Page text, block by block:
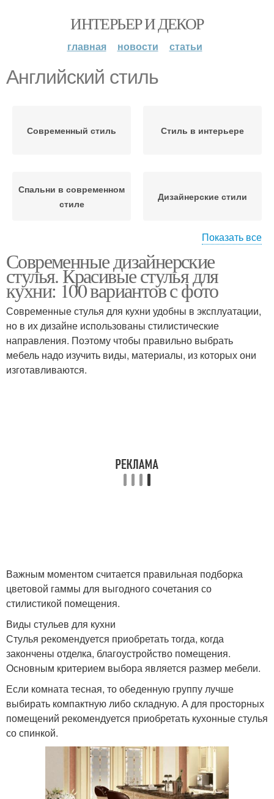
ИНТЕРЬЕР И ДЕКОР
главная новости статьи
Английский стиль
Современный стиль Стиль в интерьере
Спальни в современном
стиле
Дизайнерские стили
Трендовые стили Английский кантри
Деревенские стили Стили в интерьере
Показать все
Современные дизайнерские
стулья. Красивые стулья для
кухни: 100 вариантов с фото
Современные стулья для кухни удобны в эксплуатации,
но в их дизайне использованы стилистические
направления. Поэтому чтобы правильно выбрать
мебель надо изучить виды, материалы, из которых они
изготавливаются.
Важным моментом считается правильная подборка
цветовой гаммы для выгодного сочетания со
стилистикой помещения.
Виды стульев для кухни
Стулья рекомендуется приобретать тогда, когда
закончены отделка, благоустройство помещения.
Основным критерием выбора является размер мебели.
Если комната тесная, то обеденную группу лучше
выбирать компактную либо складную. А для просторных
помещений рекомендуется приобретать кухонные стулья
со спинкой.